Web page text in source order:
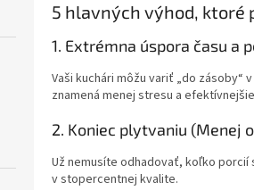
5 hlavných výhod, ktoré
1. Extrémna úspora času a
Vaši kuchári môžu variť „do
znamená menej stresu a
2. Koniec plytvaniu (Menej
Už nemusíte odhadovať, koľko porcií
v stopercentnej kvalite.